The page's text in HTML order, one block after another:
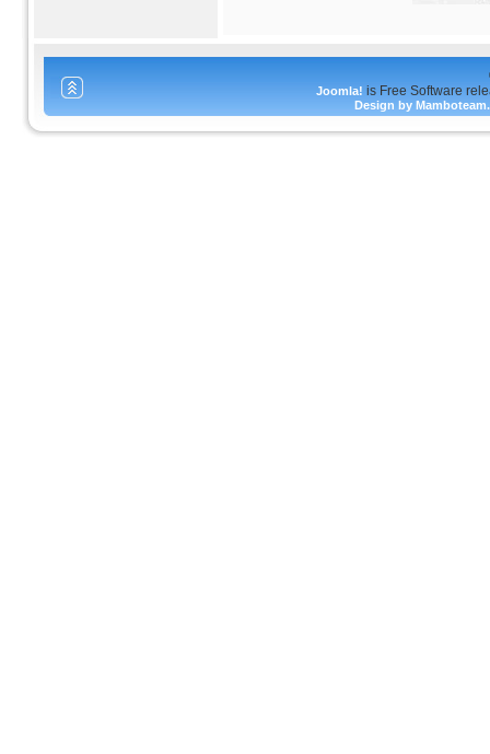
Joomla! is Free Software
Design by